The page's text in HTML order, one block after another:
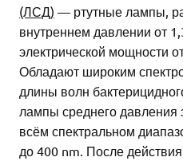
(ЛСД) — ртутные лампы,
внутреннем давлении от
электрической мощности
Обладают широким
длины волн
лампы среднего
всём спектральном
до 400 nm. После